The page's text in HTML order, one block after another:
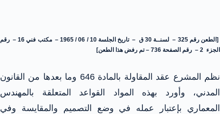
[الطعن رقم 325 – لسنــة 30 ق – تاريخ الجلسة 10 / 06 / 1965 – مكتب فني 16 – رقم
الجزء 2 – رقم الصفحة 736 – تم رفض هذا الطعن]
نظم المشرع عقد المقاولة بالمادة 646 وما بعدها من القانون
المدني، وأورد بهذه المواد القواعد المتعلقة بالمهندس
المعماري بإعتبار عمله في وضع التصميم والمقايسة وفي